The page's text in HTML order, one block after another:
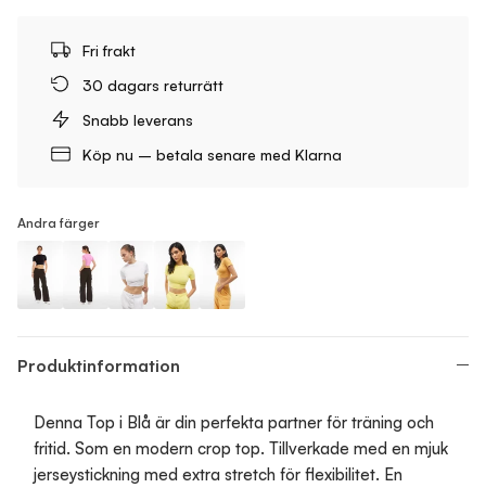
Fri frakt
30 dagars returrätt
Snabb leverans
Köp nu – betala senare med Klarna
Andra färger
Produktinformation
Denna Top i Blå är din perfekta partner för träning och
fritid. Som en modern crop top. Tillverkade med en mjuk
jerseystickning med extra stretch för flexibilitet. En